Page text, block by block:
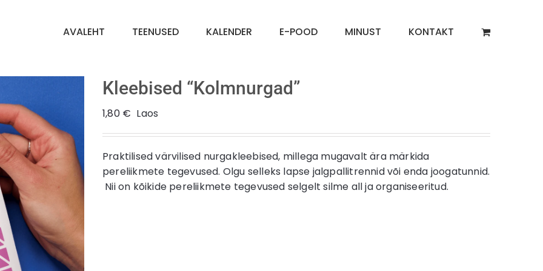
AVALEHT TEENUSED KALENDER E-POOD MINUST KONTAKT
Kleebised “Kolmnurgad”
1,80 € Laos
Praktilised värvilised nurgakleebised, millega mugavalt ära märkida
pereliikmete tegevused. Olgu selleks lapse jalgpallitrennid või enda joogatunnid.
Nii on kõikide pereliikmete tegevused selgelt silme all ja organiseeritud.